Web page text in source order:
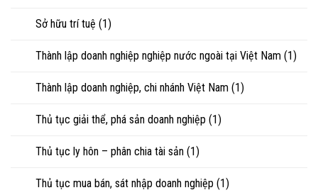
Sở hữu trí tuệ (1)
Thành lập doanh nghiệp nghiệp nước ngoài tại Việt Nam (1)
Thành lập doanh nghiệp, chi nhánh Việt Nam (1)
Thủ tục giải thể, phá sản doanh nghiệp (1)
Thủ tục ly hôn – phân chia tài sản (1)
Thủ tục mua bán, sát nhập doanh nghiệp (1)